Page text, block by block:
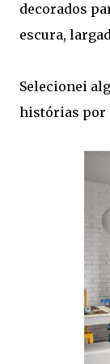
decorados
escura,
Selecionei
histórias por